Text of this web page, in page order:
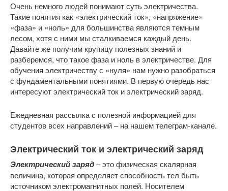
Очень немного людей понимают суть электричества.
Такие понятия как «электрический ток», «напряжение»
«фаза» и «ноль» для большинства являются темным
лесом, хотя с ними мы сталкиваемся каждый день.
Давайте же получим крупицу полезных знаний и
разберемся, что такое фаза и ноль в электричестве. Для
обучения электричеству с «нуля» нам нужно разобраться
с фундаментальными понятиями. В первую очередь нас
интересуют электрический ток и электрический заряд.
Ежедневная рассылка с полезной информацией для
студентов всех направлений – на нашем телеграм-канале.
Электрический ток и электрический заряд
Электрический заряд– это физическая скалярная
величина, которая определяет способность тел быть
источником электромагнитных полей. Носителем